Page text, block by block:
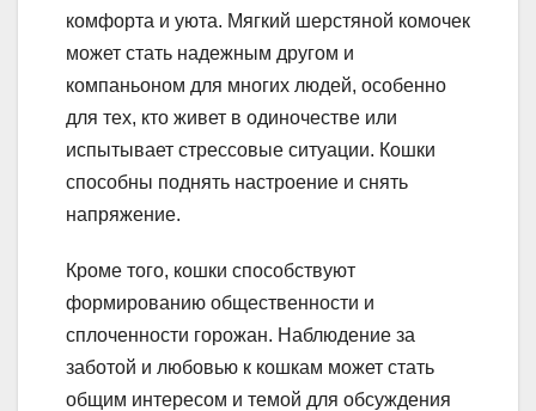
комфорта и уюта. Мягкий шерстяной комочек
может стать надежным другом и
компаньоном для многих людей, особенно
для тех, кто живет в одиночестве или
испытывает стрессовые ситуации. Кошки
способны поднять настроение и снять
напряжение.
Кроме того, кошки способствуют
формированию общественности и
сплоченности горожан. Наблюдение за
заботой и любовью к кошкам может стать
общим интересом и темой для обсуждения